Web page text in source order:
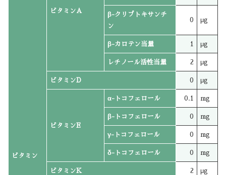
ビタミン
ビタミンA
β-クリプトキサンチ
ン
0 μg
β-カロテン当量 1 μg
レチノール活性当量 2 μg
ビタミンD 0 μg
ビタミンE
α-トコフェロール 0.1 mg
β-トコフェロール 0 mg
γ-トコフェロール 0 mg
δ-トコフェロール 0 mg
ビタミンK 2 μg